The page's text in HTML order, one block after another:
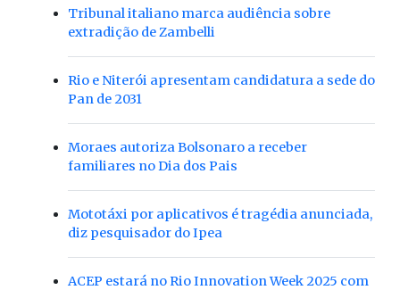
Tribunal italiano marca audiência sobre
extradição de Zambelli
Rio e Niterói apresentam candidatura a sede do
Pan de 2031
Moraes autoriza Bolsonaro a receber
familiares no Dia dos Pais
Mototáxi por aplicativos é tragédia anunciada,
diz pesquisador do Ipea
ACEP estará no Rio Innovation Week 2025 com